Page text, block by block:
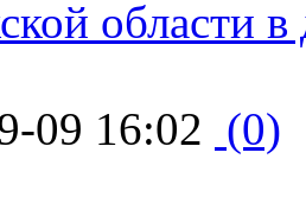
области в
09 16:02 (0)